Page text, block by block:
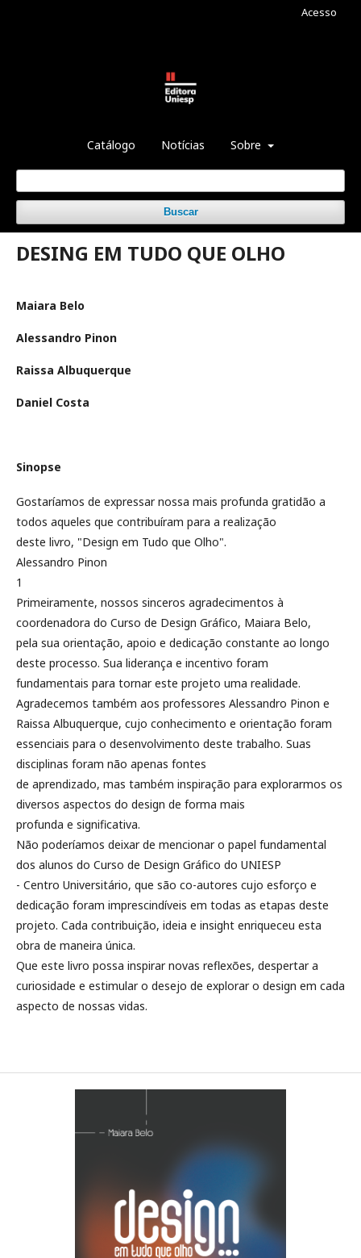
Catálogo Notícias Sobre
Buscar
Acesso
DESING EM TUDO QUE OLHO
Maiara Belo
Alessandro Pinon
Raissa Albuquerque
Daniel Costa
Sinopse
Gostaríamos de expressar nossa mais profunda gratidão a
todos aqueles que contribuíram para a realização
deste livro, "Design em Tudo que Olho".
Alessandro Pinon
1
Primeiramente, nossos sinceros agradecimentos à
coordenadora do Curso de Design Gráfico, Maiara Belo,
pela sua orientação, apoio e dedicação constante ao longo
deste processo. Sua liderança e incentivo foram
fundamentais para tornar este projeto uma realidade.
Agradecemos também aos professores Alessandro Pinon e
Raissa Albuquerque, cujo conhecimento e orientação foram
essenciais para o desenvolvimento deste trabalho. Suas
disciplinas foram não apenas fontes
de aprendizado, mas também inspiração para explorarmos os
diversos aspectos do design de forma mais
profunda e significativa.
Não poderíamos deixar de mencionar o papel fundamental
dos alunos do Curso de Design Gráfico do UNIESP
- Centro Universitário, que são co-autores cujo esforço e
dedicação foram imprescindíveis em todas as etapas deste
projeto. Cada contribuição, ideia e insight enriqueceu esta
obra de maneira única.
Que este livro possa inspirar novas reflexões, despertar a
curiosidade e estimular o desejo de explorar o design em cada
aspecto de nossas vidas.